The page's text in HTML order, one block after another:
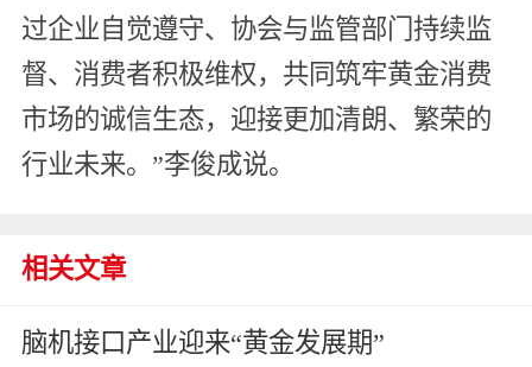
过企业自觉遵守、协会与监管部门持续监
督、消费者积极维权，共同筑牢黄金消费
市场的诚信生态，迎接更加清朗、繁荣的
行业未来。”李俊成说。
相关文章
脑机接口产业迎来“黄金发展期”